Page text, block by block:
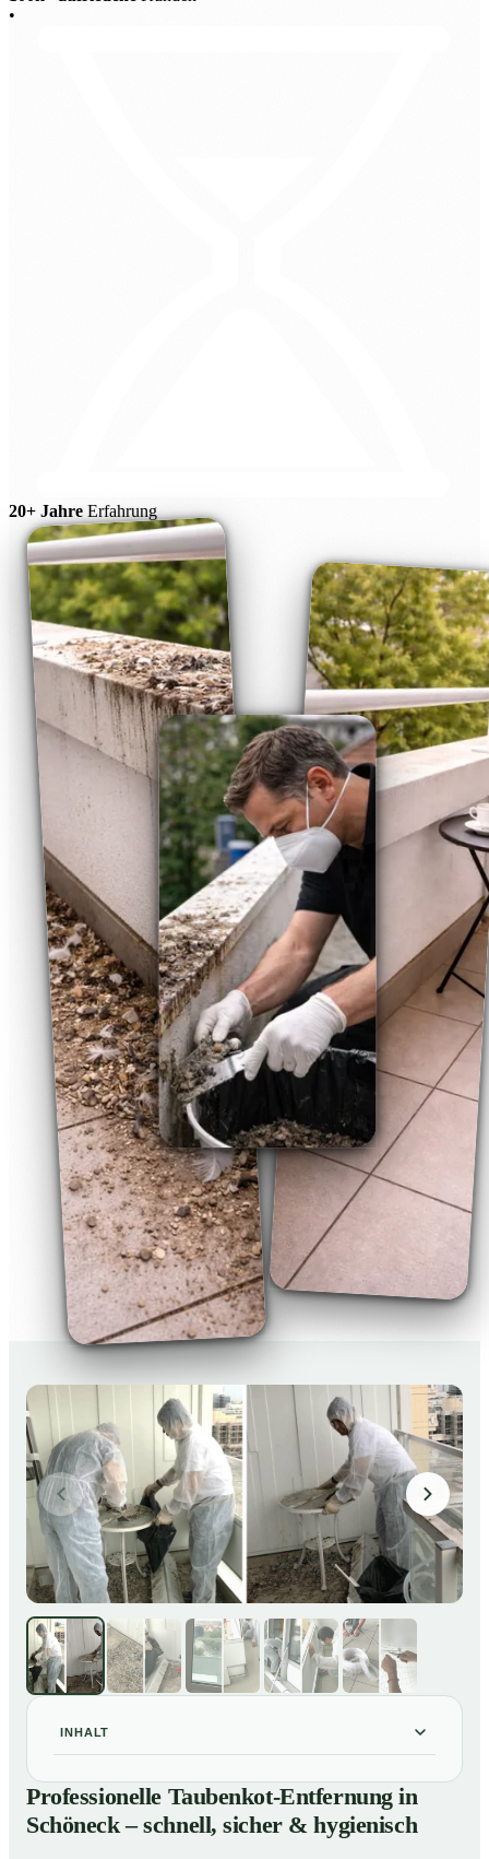
•
20+ Jahre Erfahrung
INHALT
01 Professionelle Taubenkot-Entfernung in Schöneck –
schnell, sicher & hygienisch
Warum professionelle Taubenkot-Entfernung in
Professionelle Taubenkot-Entfernung in
Schöneck – schnell, sicher & hygienisch